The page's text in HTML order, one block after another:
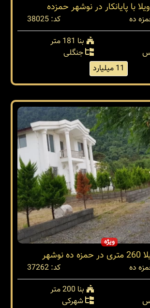
با پایانکار در نوشهر حمزده
ده
کد: 38025
بنا 181 متر
جنگلی
11 میلیارد
ویژه
ده
کد: 37262
بنا 200 متر
شهرکی